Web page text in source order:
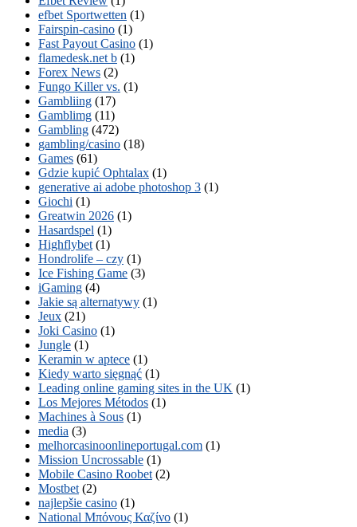
efbet Sportwetten (1)
Fairspin-casino (1)
Fast Payout Casino (1)
flamedesk.net b (1)
Forex News (2)
Fungo Killer vs. (1)
Gambliing (17)
Gamblimg (11)
Gambling (472)
gambling/casino (18)
Games (61)
Gdzie kupić Ophtalax (1)
generative ai adobe photoshop 3 (1)
Giochi (1)
Greatwin 2026 (1)
Hasardspel (1)
Highflybet (1)
Hondrolife – czy (1)
Ice Fishing Game (3)
iGaming (4)
Jakie są alternatywy (1)
Jeux (21)
Joki Casino (1)
Jungle (1)
Keramin w aptece (1)
Kiedy warto sięgnąć (1)
Leading online gaming sites in the UK (1)
Los Mejores Métodos (1)
Machines à Sous (1)
media (3)
melhorcasinoonlineportugal.com (1)
Mission Uncrossable (1)
Mobile Casino Roobet (2)
Mostbet (2)
najlepšie casino (1)
National Μπόνους Καζίνο (1)